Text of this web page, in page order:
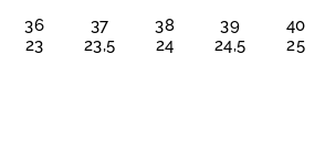
36 37 38 39 40
23 23,5 24 24,5 25